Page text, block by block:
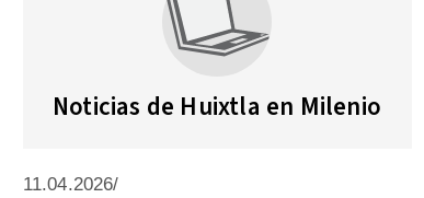
Noticias de Huixtla en Milenio
11.04.2026/